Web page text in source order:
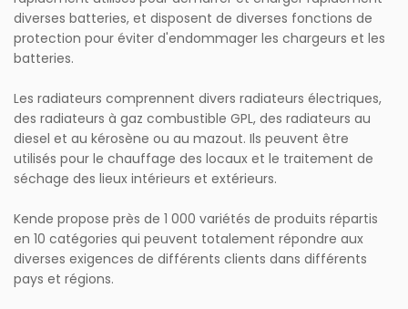
diverses batteries, et disposent de diverses fonctions de
protection pour éviter d'endommager les chargeurs et les
batteries.
Les radiateurs comprennent divers radiateurs électriques,
des radiateurs à gaz combustible GPL, des radiateurs au
diesel et au kérosène ou au mazout. Ils peuvent être
utilisés pour le chauffage des locaux et le traitement de
séchage des lieux intérieurs et extérieurs.
Kende propose près de 1 000 variétés de produits répartis
en 10 catégories qui peuvent totalement répondre aux
diverses exigences de différents clients dans différents
pays et régions.